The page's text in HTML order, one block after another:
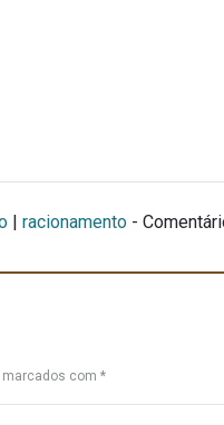
| racionamento -
com *